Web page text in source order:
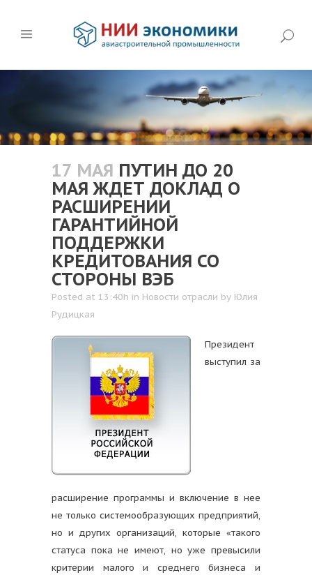
17 МАЯ ПУТИН ДО 20
МАЯ ЖДЕТ ДОКЛАД О
РАСШИРЕНИИ
ГАРАНТИЙНОЙ
ПОДДЕРЖКИ
КРЕДИТОВАНИЯ СО
СТОРОНЫ ВЭБ
Posted at 13:40h in Новости отрасли by Юлия
Рудицкая
Президент
выступил за
расширение программы и включение в нее
не только системообразующих предприятий,
но и других организаций, которые «такого
статуса пока не имеют, но уже превысили
критерии малого и среднего бизнеса и